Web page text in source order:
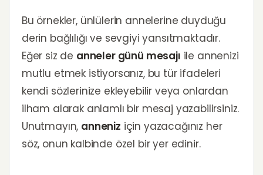
Bu örnekler, ünlülerin annelerine duyduğu
derin bağlılığı ve sevgiyi yansıtmaktadır.
Eğer siz de anneler günü mesajı ile annenizi
mutlu etmek istiyorsanız, bu tür ifadeleri
kendi sözlerinize ekleyebilir veya onlardan
ilham alarak anlamlı bir mesaj yazabilirsiniz.
Unutmayın, anneniz için yazacağınız her
söz, onun kalbinde özel bir yer edinir.